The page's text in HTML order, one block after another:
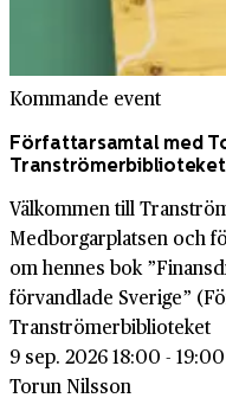
Kommande event
Författarsamtal med
Tranströmerbiblioteket
Välkommen till
Medborgarplatsen och
om hennes bok
förvandlade Sverige”
Tranströmerbiblioteket
9 sep. 2026 18:00 - 19:00
Torun Nilsson